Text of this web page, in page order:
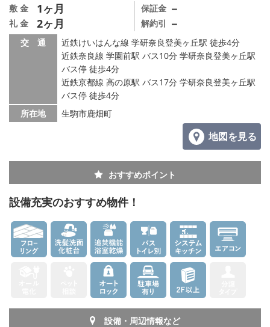
店舗情報·アクセス
会社概要
メールでお問い合わせ
敷 金 1ヶ月
礼 金 2ヶ月
保証金 －
解約引 －
交 通
近鉄けいはんな線 学研奈良登美ヶ丘駅 徒歩4分
近鉄奈良線 学園前駅 バス10分 学研奈良登美ヶ丘駅
バス停 徒歩4分
近鉄京都線 高の原駅 バス17分 学研奈良登美ヶ丘駅
バス停 徒歩4分
所在地
生駒市鹿畑町
地図を見る
おすすめポイント
設備充実のおすすめ物件！
設備・周辺情報など